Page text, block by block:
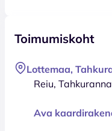
Toimumiskoht
Lottemaa,
Reiu,
Ava